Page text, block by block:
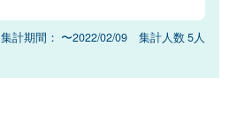
集計期間： 〜2022/02/09 集計人数 5人